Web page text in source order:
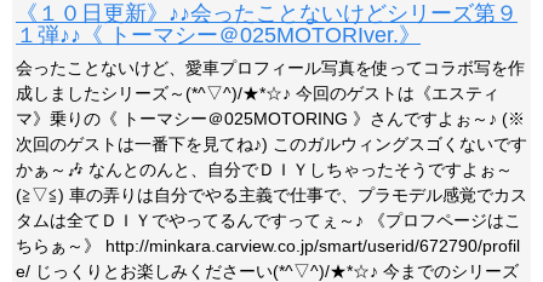
《１０日更新》♪♪会ったことないけどシリーズ第９
１弾♪♪《 トーマシー＠025MOTORIver.》
会ったことないけど、愛車プロフィール写真を使ってコラボ写を作
成しましたシリーズ～(*^▽^)/★*☆♪ 今回のゲストは《エスティ
マ》乗りの《 トーマシー＠025MOTORING 》さんですよぉ～♪ (※
次回のゲストは一番下を見てね♪) このガルウィングスゴくないです
かぁ～🎶 なんとのんと、自分でＤＩＹしちゃったそうですよぉ～
(≧▽≦) 車の弄りは自分でやる主義で仕事で、プラモデル感覚でカス
タムは全てＤＩＹでやってるんですってぇ～♪ 《プロフページはこ
ちらぁ～》 http://minkara.carview.co.jp/smart/userid/672790/profil
e/ じっくりとお楽しみくださーい(*^▽^)/★*☆♪ 今までのシリーズ